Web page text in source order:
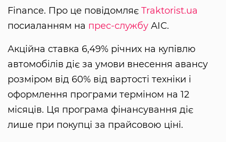
Finance. Про це повідомляє Traktorist.ua
посиаланням на прес-службу АІС.
Акційна ставка 6,49% річних на купівлю
автомобілів діє за умови внесення авансу
розміром від 60% від вартості техніки і
оформлення програми терміном на 12
місяців. Ця програма фінансування діє
лише при покупці за прайсовою ціні.